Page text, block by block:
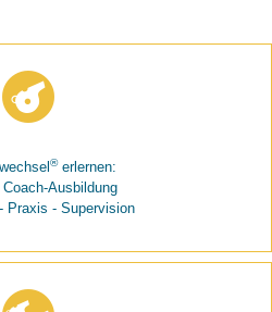
®erlernen:
Ausbildung
Praxis - Supervision